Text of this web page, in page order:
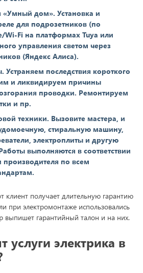
«Умный дом». Установка и
для подрозетников (по
Wi-Fi на платформах Tuya или
управления светом через
(Яндекс Алиса).
последствия короткого
и ликвидируем причины
проводки. Ремонтируем
и пр.
техники. Вызовите мастера, и
стиральную машину,
электроплиты и другую
выполняются в соответствии
по всем
клиент получает длительную гарантию
при электромонтаже использовались
выпишет гарантийный талон и на них.
услуги электрика в